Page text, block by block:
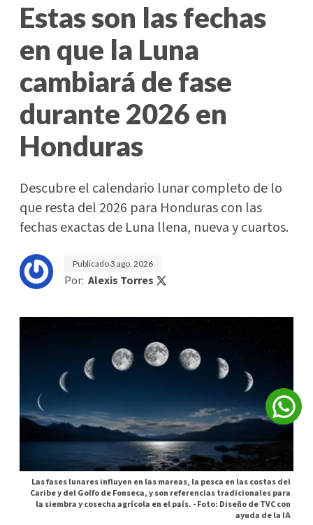
Estas son las fechas
en que la Luna
cambiará de fase
durante 2026 en
Honduras
Descubre el calendario lunar completo de lo
que resta del 2026 para Honduras con las
fechas exactas de Luna llena, nueva y cuartos.
Publicado3 ago. 2026
Por: Alexis Torres
Las fases lunares influyen en las mareas, la pesca en las costas del
Caribe y del Golfo de Fonseca, y son referencias tradicionales para
la siembra y cosecha agrícola en el país. -Foto: Diseño de TVC con
ayuda de la IA